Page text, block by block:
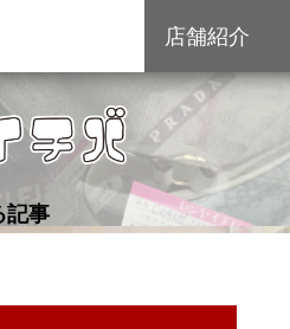
記事
店舗紹介